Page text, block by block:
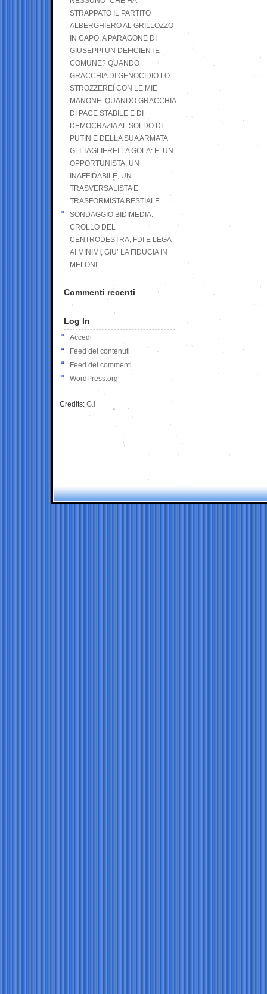
STRAPPATO IL PARTITO
ALBERGHIERO AL GRILLOZZO
IN CAPO, A PARAGONE DI
GIUSEPPI UN DEFICIENTE
COMUNE? QUANDO
GRACCHIA DI GENOCIDIO LO
STROZZEREI CON LE MIE
MANONE. QUANDO GRACCHIA
DI PACE STABILE E DI
DEMOCRAZIA AL SOLDO DI
PUTIN E DELLA SUA ARMATA
GLI TAGLIEREI LA GOLA: E’ UN
OPPORTUNISTA, UN
INAFFIDABILE, UN
TRASVERSALISTA E
TRASFORMISTA BESTIALE.
SONDAGGIO BIDIMEDIA:
CROLLO DEL
CENTRODESTRA, FDI E LEGA
AI MINIMI, GIU’ LA FIDUCIA IN
MELONI
Commenti recenti
Log In
Accedi
Feed dei contenuti
Feed dei commenti
WordPress.org
Credits: G.I